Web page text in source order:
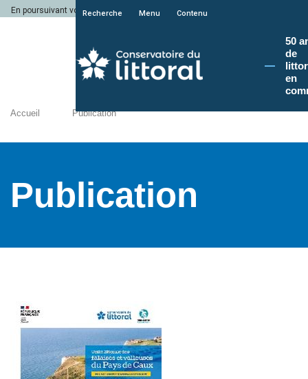
En poursuivant votre navigation sur le site du Conservatoire du littoral, vous
Recherche Menu Contenu
50
de
en
Accueil Publication
Publication